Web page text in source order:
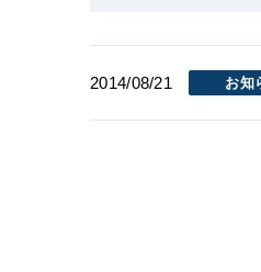
2014/08/21 お知